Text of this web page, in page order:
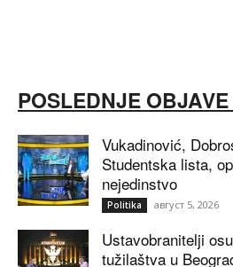
POSLEDNJE OBJAVE
Vukadinović,
Studentska lista,
nejedinstvo
Politika август 5, 2026
Ustavobranitelji
tužilaštva u